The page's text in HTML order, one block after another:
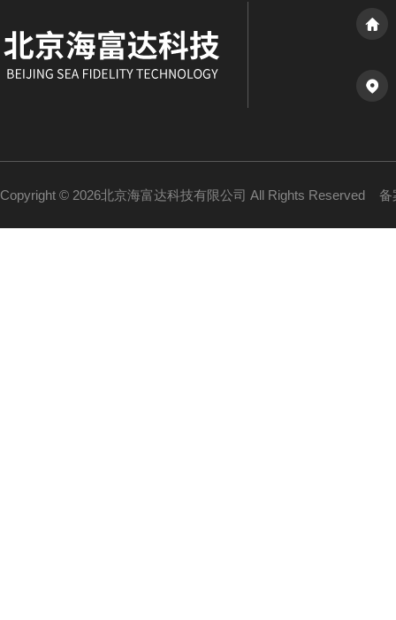
Copyright © 2026北京海富达科技有限公司 All Rights Reserved 备